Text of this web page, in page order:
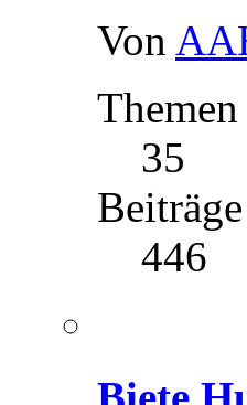
Von
Themen
35
Beiträge
446